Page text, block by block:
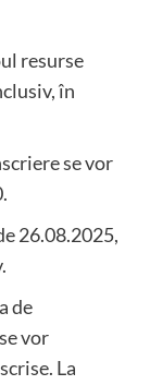
resurse
în
se vor
26.08.2025,
de
vor
La